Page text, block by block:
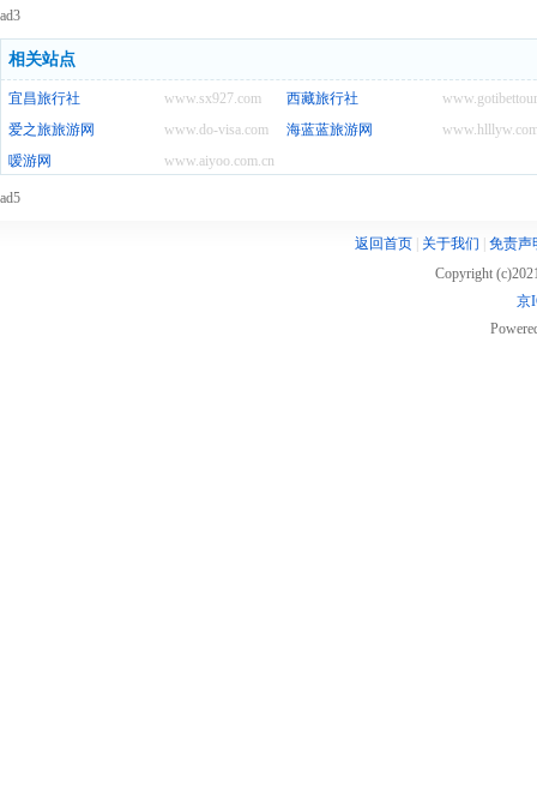
ad3
相关站点
www.sx927.com
宜昌旅行社
西藏旅行社
www.do-visa.com
爱之旅旅游网
海蓝蓝旅游网
www.aiyoo.com.cn
嗳游网
ad5
返回首页| 关于我们
免责声
Copyright
京